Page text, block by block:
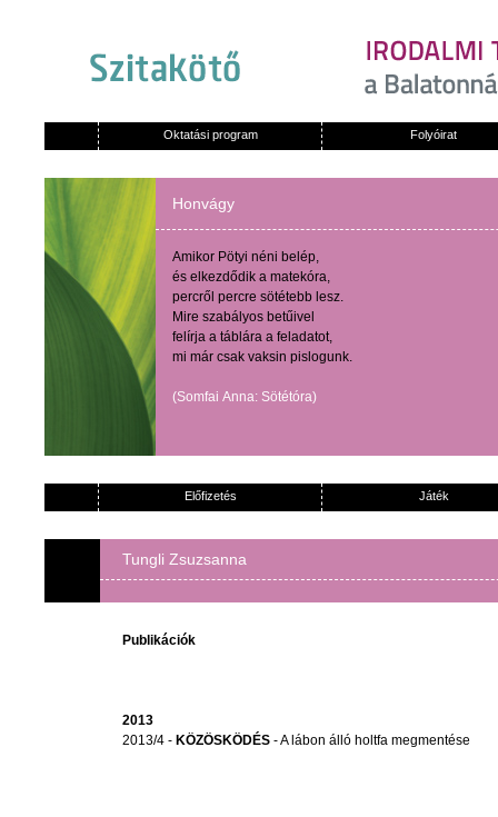
Oktatási program Folyóirat
Honvágy
Amikor Pötyi néni belép,
és elkezdődik a matekóra,
percről percre sötétebb lesz.
Mire szabályos betűivel
felírja a táblára a feladatot,
mi már csak vaksin pislogunk.
(Somfai Anna: Sötétóra)
Előfizetés Játék
Tungli Zsuzsanna
Publikációk
2013
2013/4 - KÖZÖSKÖDÉS - A lábon álló holtfa megmentése